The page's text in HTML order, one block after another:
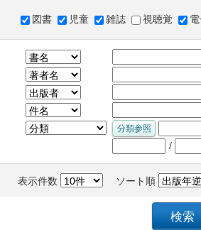
図書 児童 雑誌 視聴覚
/
表示件数 ソート順